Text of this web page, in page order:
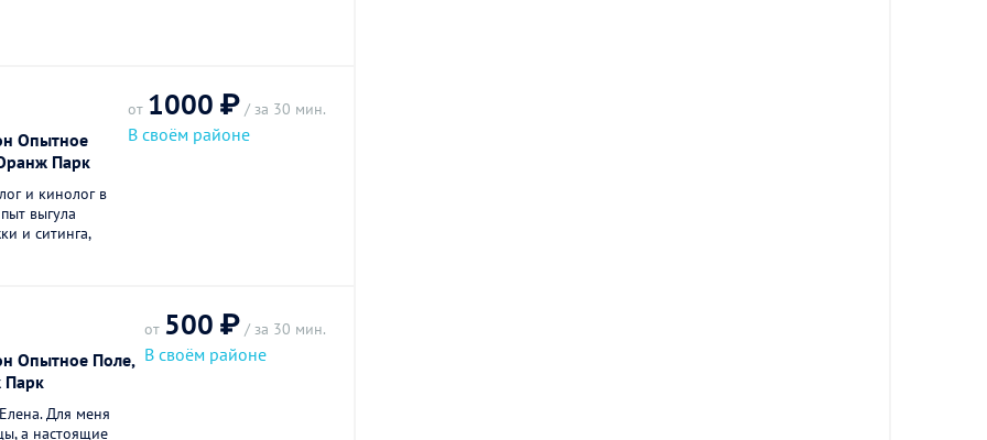
Опытное
Парк
и кинолог в
выгула
и ситинга,
от 1000 ₽ / за 30 мин.
В своём районе
Опытное Поле,
Парк
Для меня
а настоящие
от 500 ₽ / за 30 мин.
В своём районе